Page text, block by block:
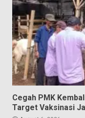
Cegah PMK
Target Vaksinasi